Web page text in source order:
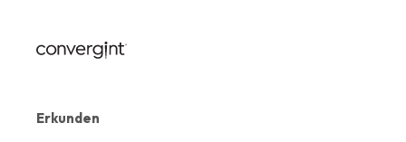
Erkunden